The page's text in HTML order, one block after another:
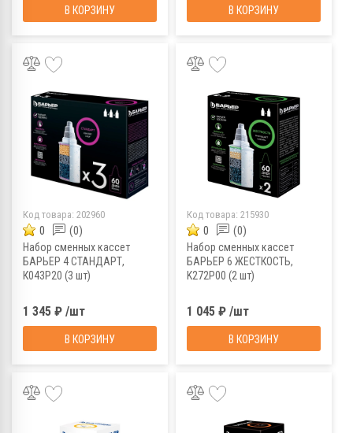
В КОРЗИНУ В КОРЗИНУ
Код товара: 202960
0 (0)
Набор сменных кассет
БАРЬЕР 4 СТАНДАРТ,
К043Р20 (3 шт)
1 345 ₽ /шт
В КОРЗИНУ
Код товара: 215930
0 (0)
Набор сменных кассет
БАРЬЕР 6 ЖЕСТКОСТЬ,
K272P00 (2 шт)
1 045 ₽ /шт
В КОРЗИНУ